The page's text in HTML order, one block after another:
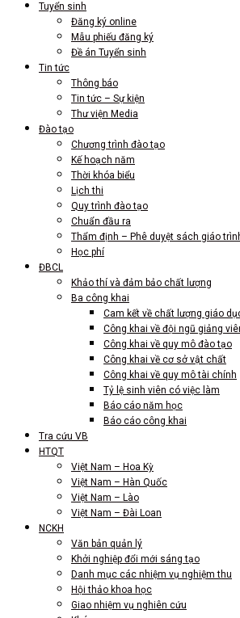
Tuyển sinh
Đăng ký online
Mẫu phiếu đăng ký
Đề án Tuyển sinh
Tin tức
Thông báo
Tin tức – Sự kiện
Thư viện Media
Đào tạo
Chương trình đào tạo
Kế hoạch năm
Thời khóa biểu
Lịch thi
Quy trình đào tạo
Chuẩn đầu ra
Thẩm định – Phê duyệt sách giáo
Học phí
ĐBCL
Khảo thí và đảm bảo chất lượng
Ba công khai
Cam kết về chất lượng giáo
Công khai về đội ngũ giảng
Công khai về quy mô đào tạo
Công khai về cơ sở vật chất
Công khai về quy mô tài chính
Tỷ lệ sinh viên có việc làm
Báo cáo năm học
Báo cáo công khai
Tra cứu VB
HTQT
Việt Nam – Hoa Kỳ
Việt Nam – Hàn Quốc
Việt Nam – Lào
Việt Nam – Đài Loan
NCKH
Văn bản quản lý
Khởi nghiệp đổi mới sáng tạo
Danh mục các nhiệm vụ nghiệm thu
Hội thảo khoa học
Giao nhiệm vụ nghiên cứu